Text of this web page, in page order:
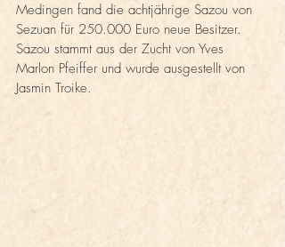
Medingen fand die achtjährige Sazou von
Sezuan für 250.000 Euro neue Besitzer.
Sazou stammt aus der Zucht von Yves
Marlon Pfeiffer und wurde ausgestellt von
Jasmin Troike.